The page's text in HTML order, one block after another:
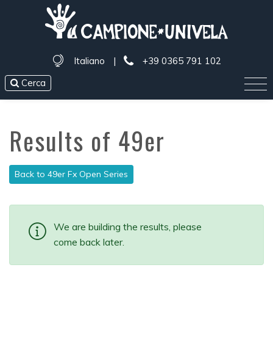
Italiano |
+39 0365 791 102
Cerca
Results of 49er
Back to 49er Fx Open Series
We are building the results, please
come back later.